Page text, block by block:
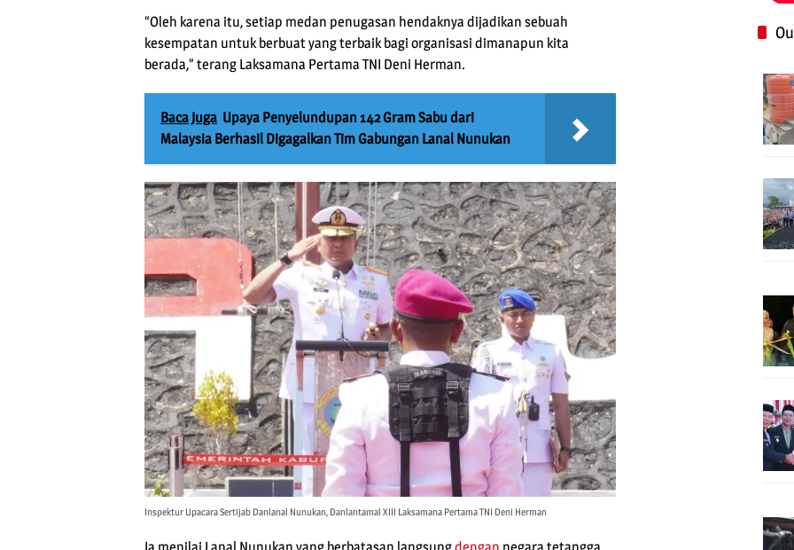
“Oleh karena itu, setiap medan penugasan hendaknya dijadikan sebuah
kesempatan untuk berbuat yang terbaik bagi organisasi dimanapun kita
berada,” terang Laksamana Pertama TNI Deni Herman.
Baca Juga Upaya Penyelundupan 142 Gram Sabu dari
Malaysia Berhasil Digagalkan Tim Gabungan Lanal Nunukan
Inspektur Upacara Sertijab Danlanal Nunukan, Danlantamal XIII Laksamana Pertama TNI Deni Herman